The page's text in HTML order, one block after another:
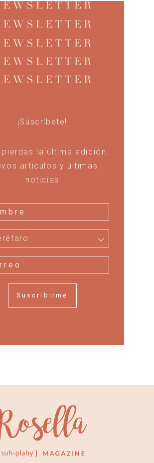
¡Súscríbete!
pierdas la última edición,
artículos y últimas
noticias
Suscribirme